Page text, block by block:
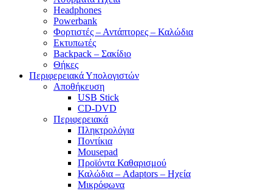
Headphones
Powerbank
Φορτιστές – Αντάπτορες – Καλώδια
Εκτυπωτές
Backpack – Σακίδιο
Θήκες
Περιφερειακά Υπολογιστών
Αποθήκευση
USB Stick
CD-DVD
Περιφερειακά
Πληκτρολόγια
Ποντίκια
Mousepad
Προϊόντα Καθαρισμού
Καλώδια – Adaptors – Ηχεία
Μικρόφωνα